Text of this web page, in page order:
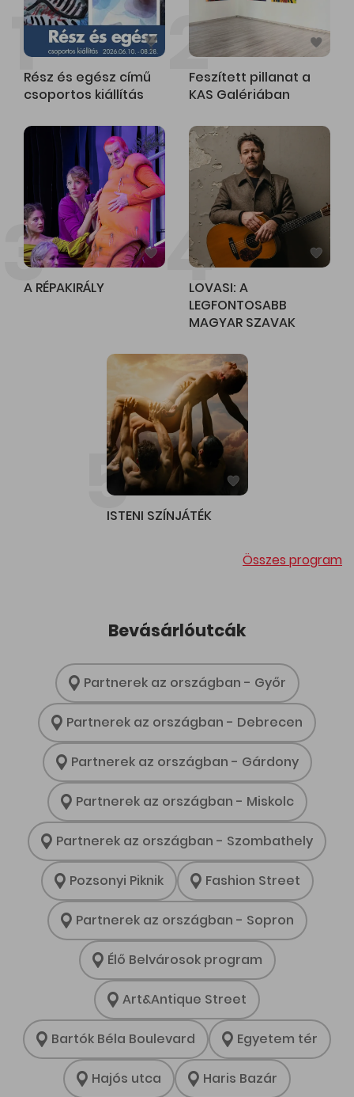
1 3
Rész és egész című
csoportos kiállítás
2
Feszített pillanat a
KAS Galériában
3
A RÉPAKIRÁLY 4LOVASI: A
LEGFONTOSABB
MAGYAR SZAVAK
5
ISTENI SZÍNJÁTÉK
Összes program
Bevásárlóutcák
Partnerek az országban - Győr
Partnerek az országban - Debrecen
Partnerek az országban - Gárdony
Partnerek az országban - Miskolc
Partnerek az országban - Szombathely
Pozsonyi Piknik Fashion Street
Partnerek az országban - Sopron
Élő Belvárosok program
Art&Antique Street
Bartók Béla Boulevard Egyetem tér
Hajós utca Haris Bazár